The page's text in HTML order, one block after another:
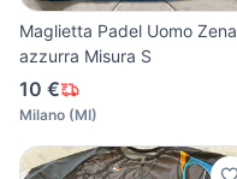
Maglietta Padel Uomo Zena
azzurra Misura S
10 €
Milano (MI)